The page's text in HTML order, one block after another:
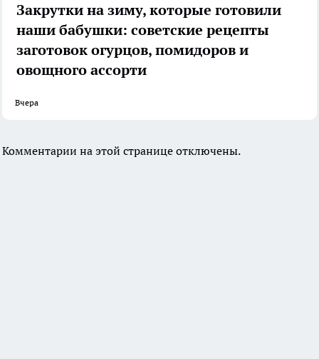
Закрутки на зиму, которые готовили
наши бабушки: советские рецепты
заготовок огурцов, помидоров и
овощного ассорти
Вчера
Комментарии на этой странице отключены.